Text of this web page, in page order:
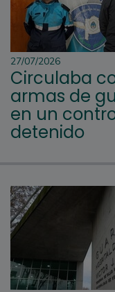
27/07/2026
Circulaba
armas de
en un
detenido